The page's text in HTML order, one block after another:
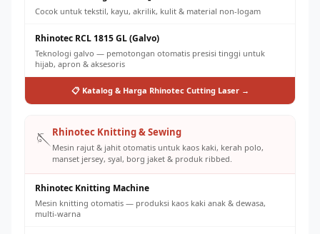
Cocok untuk tekstil, kayu, akrilik, kulit & material non-logam
Rhinotec RCL 1815 GL (Galvo)
Teknologi galvo — pemotongan otomatis presisi tinggi untuk
hijab, apron & aksesoris
📋 Katalog & Harga Rhinotec Cutting Laser →
🪡Rhinotec Knitting & Sewing
Mesin rajut & jahit otomatis untuk kaos kaki, kerah polo,
manset jersey, syal, borg jaket & produk ribbed.
Rhinotec Knitting Machine
Mesin knitting otomatis — produksi kaos kaki anak & dewasa,
multi-warna